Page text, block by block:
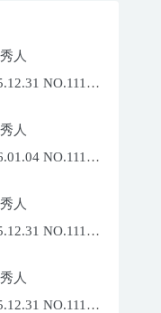
人
NO.11187
人
NO.11189
640.85MB]
人
NO.11188
人
NO.11185